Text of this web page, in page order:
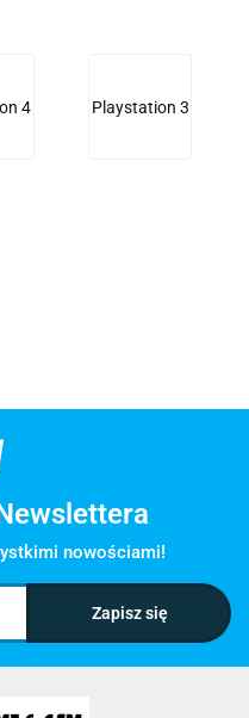
4 Playstation 3
nowościami!